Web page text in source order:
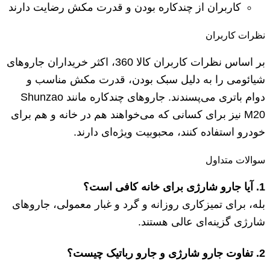
کاربران از چندکاره بودن و قدرت مکش رضایت دارند
نظرات کاربران
بر اساس نظرات کاربران کالا 360، اکثر خریداران جاروهای
شیائومی را به دلیل سبک بودن، قدرت مکش مناسب و
دوام باتری می‌پسندند. جاروهای چندکاره مانند Shunzao
M20 نیز برای کسانی که می‌خواهند هم در خانه و هم برای
خودرو استفاده کنند، محبوبیت ویژه‌ای دارند.
سوالات متداول
1. آیا جارو شارژی برای خانه کافی است؟
بله، برای تمیزکاری روزانه و گرد و غبار معمولی، جاروهای
شارژی گزینه‌ای عالی هستند.
2. تفاوت جارو شارژی و جارو رباتیک چیست؟